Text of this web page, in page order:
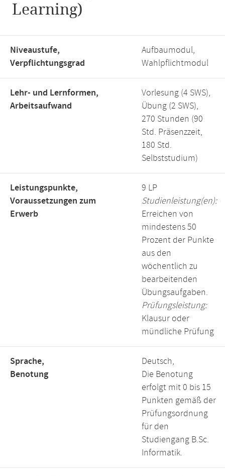
Learning)
Niveaustufe,
Verpflichtungsgrad
Aufbaumodul,
Wahlpflichtmodul
Lehr- und Lernformen,
Arbeitsaufwand
Vorlesung (4 SWS),
Übung (2 SWS),
270 Stunden (90
Std. Präsenzzeit,
180 Std.
Selbststudium)
Leistungspunkte,
Voraussetzungen zum
Erwerb
9 LP
Studienleistung(en):
Erreichen von
mindestens 50
Prozent der Punkte
aus den
wöchentlich zu
bearbeitenden
Übungsaufgaben.
Prüfungsleistung:
Klausur oder
mündliche Prüfung
Sprache,
Benotung
Deutsch,
Die Benotung
erfolgt mit 0 bis 15
Punkten gemäß der
Prüfungsordnung
für den
Studiengang B.Sc.
Informatik.